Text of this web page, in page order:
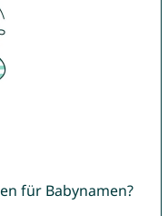
für Babynamen?